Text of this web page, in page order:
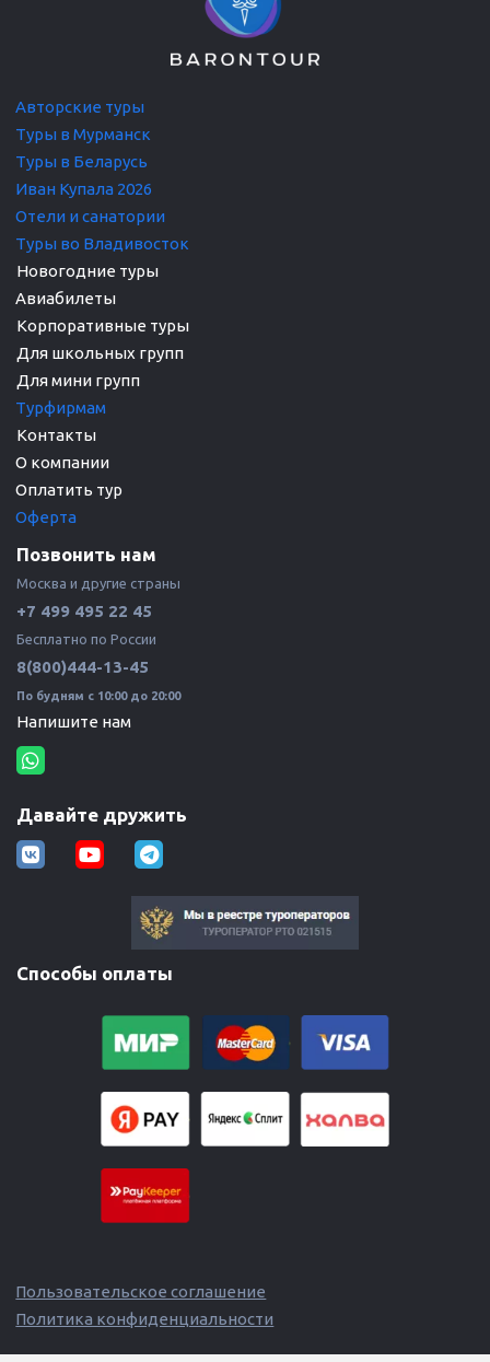
Авторские туры
Туры в Мурманск
Туры в Беларусь
Иван Купала 2026
Отели и санатории
Туры во Владивосток
Авиабилеты
Корпоративные туры
Для школьных групп
Турфирмам
Контакты
О компании
Оплатить тур
Оферта
Позвонить нам
Москва и другие страны
+7 499 495 22 45
Бесплатно по России
8(800)444-13-45
По будням с 10:00 до 20:00
Напишите нам
Давайте дружить
Способы оплаты
Пользовательское соглашение
Политика конфиденциальности